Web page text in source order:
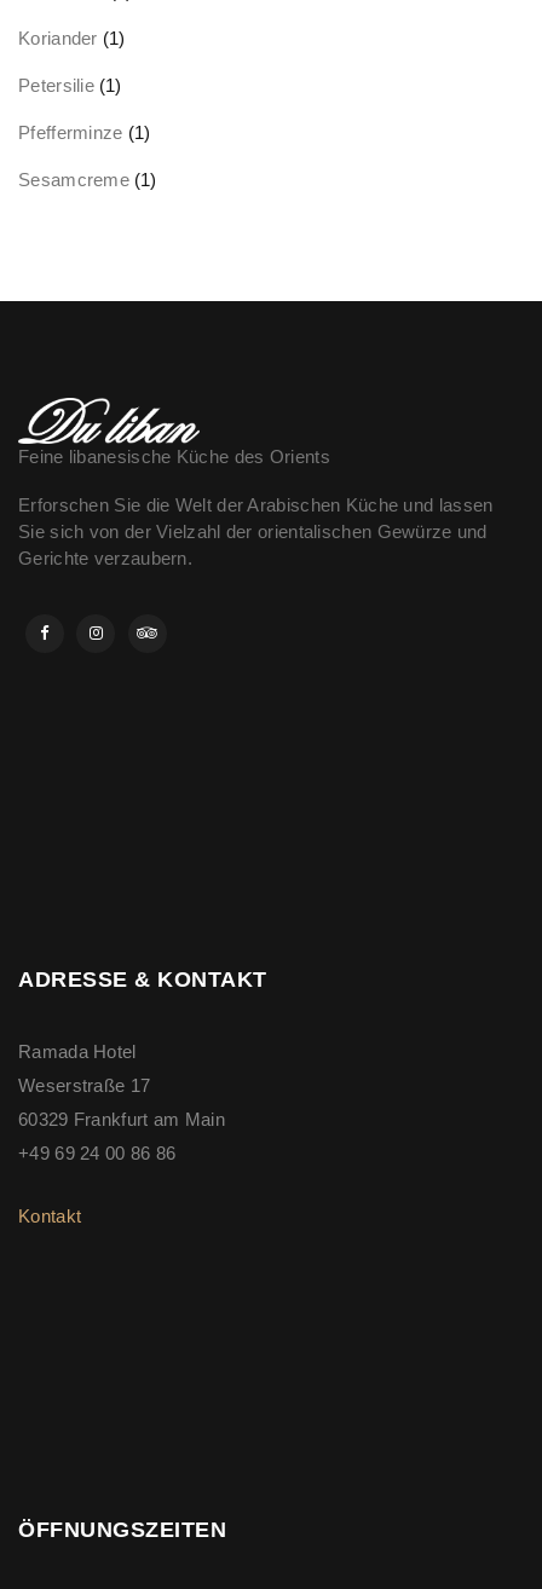
Koriander (1)
Petersilie (1)
Pfefferminze (1)
Sesamcreme (1)
Feine libanesische Küche des Orients
Erforschen Sie die Welt der Arabischen Küche und lassen
Sie sich von der Vielzahl der orientalischen Gewürze und
Gerichte verzaubern.
ADRESSE & KONTAKT
Ramada Hotel
Weserstraße 17
60329 Frankfurt am Main
+49 69 24 00 86 86
Kontakt
ÖFFNUNGSZEITEN